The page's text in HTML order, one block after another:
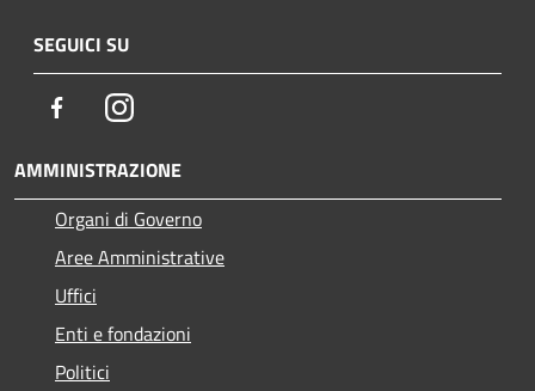
SEGUICI SU
FacebookInstagram
AMMINISTRAZIONE
Organi di Governo
Aree Amministrative
Uffici
Enti e fondazioni
Politici